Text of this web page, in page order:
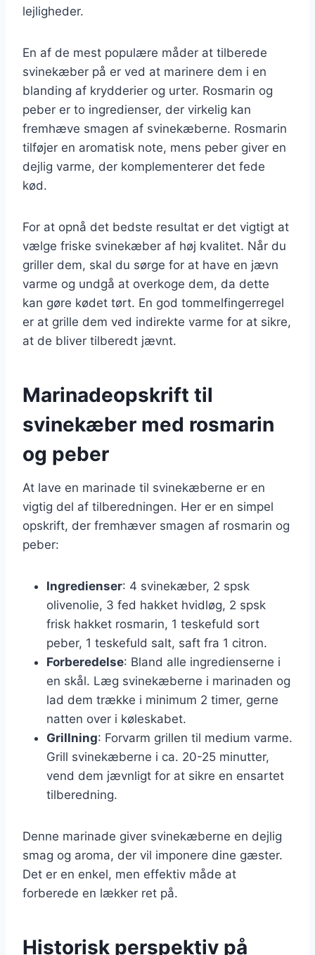
lejligheder.
En af de mest populære måder at tilberede
svinekæber på er ved at marinere dem i en
blanding af krydderier og urter. Rosmarin og
peber er to ingredienser, der virkelig kan
fremhæve smagen af svinekæberne. Rosmarin
tilføjer en aromatisk note, mens peber giver en
dejlig varme, der komplementerer det fede
kød.
For at opnå det bedste resultat er det vigtigt at
vælge friske svinekæber af høj kvalitet. Når du
griller dem, skal du sørge for at have en jævn
varme og undgå at overkoge dem, da dette
kan gøre kødet tørt. En god tommelfingerregel
er at grille dem ved indirekte varme for at sikre,
at de bliver tilberedt jævnt.
Marinadeopskrift til
svinekæber med rosmarin
og peber
At lave en marinade til svinekæberne er en
vigtig del af tilberedningen. Her er en simpel
opskrift, der fremhæver smagen af rosmarin og
peber:
Ingredienser: 4 svinekæber, 2 spsk
olivenolie, 3 fed hakket hvidløg, 2 spsk
frisk hakket rosmarin, 1 teskefuld sort
peber, 1 teskefuld salt, saft fra 1 citron.
Forberedelse: Bland alle ingredienserne i
en skål. Læg svinekæberne i marinaden og
lad dem trække i minimum 2 timer, gerne
natten over i køleskabet.
Grillning: Forvarm grillen til medium varme.
Grill svinekæberne i ca. 20-25 minutter,
vend dem jævnligt for at sikre en ensartet
tilberedning.
Denne marinade giver svinekæberne en dejlig
smag og aroma, der vil imponere dine gæster.
Det er en enkel, men effektiv måde at
forberede en lækker ret på.
Historisk perspektiv på